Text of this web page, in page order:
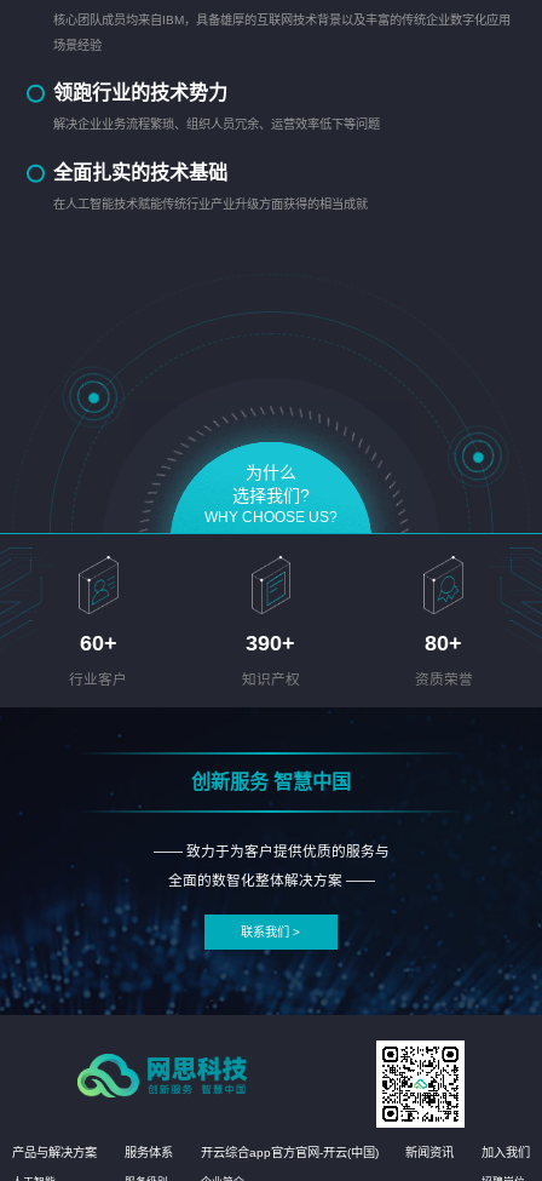
核心团队成员均来自IBM，具备雄厚的互联网技术背景以及丰富的传统企业数字化应用
场景经验
领跑行业的技术势力
解决企业业务流程繁琐、组织人员冗余、运营效率低下等问题
全面扎实的技术基础
在人工智能技术赋能传统行业产业升级方面获得的相当成就
为什么
选择我们?
WHY CHOOSE US?
60+
行业客户
390+
知识产权
80+
资质荣誉
创新服务 智慧中国
—— 致力于为客户提供优质的服务与
全面的数智化整体解决方案 ——
联系我们 >
产品与解决方案 服务体系 开云综合app官方官网-开云(中国) 新闻资讯 加入我们